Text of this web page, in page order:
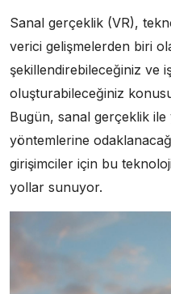
Sanal gerçeklik (VR),
verici gelişmelerden biri
şekillendirebileceğiniz ve
oluşturabileceğiniz
Bugün, sanal gerçeklik ile
yöntemlerine
girişimciler için bu
yollar sunuyor.